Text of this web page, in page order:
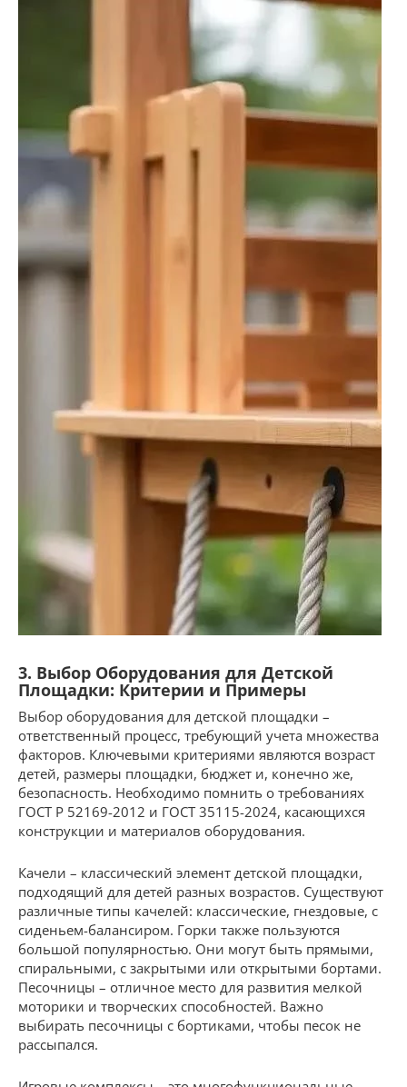
3. Выбор Оборудования для Детской
Площадки: Критерии и Примеры
Выбор оборудования для детской площадки –
ответственный процесс, требующий учета множества
факторов. Ключевыми критериями являются возраст
детей, размеры площадки, бюджет и, конечно же,
безопасность. Необходимо помнить о требованиях
ГОСТ Р 52169-2012 и ГОСТ 35115-2024, касающихся
конструкции и материалов оборудования.
Качели – классический элемент детской площадки,
подходящий для детей разных возрастов. Существуют
различные типы качелей: классические, гнездовые, с
сиденьем-балансиром. Горки также пользуются
большой популярностью. Они могут быть прямыми,
спиральными, с закрытыми или открытыми бортами.
Песочницы – отличное место для развития мелкой
моторики и творческих способностей. Важно
выбирать песочницы с бортиками, чтобы песок не
рассыпался.